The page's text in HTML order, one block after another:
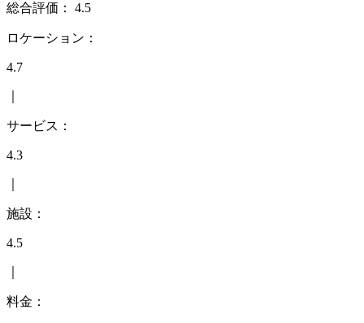
総合評価： 4.5
ロケーション：
4.7
サービス：
4.3
施設：
4.5
料金：